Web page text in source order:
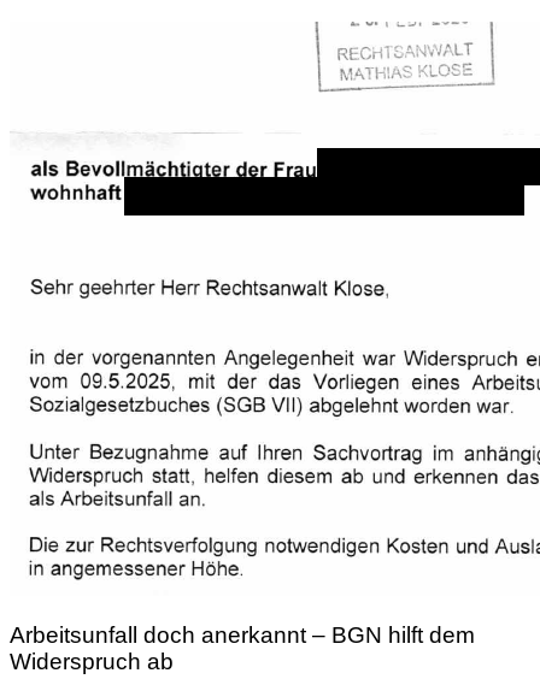
Arbeitsunfall doch anerkannt – BGN hilft dem
Widerspruch ab